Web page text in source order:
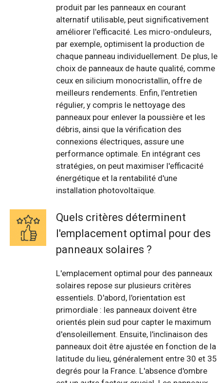
produit par les panneaux en courant
alternatif utilisable, peut significativement
améliorer l'efficacité. Les micro-onduleurs,
par exemple, optimisent la production de
chaque panneau individuellement. De plus, le
choix de panneaux de haute qualité, comme
ceux en silicium monocristallin, offre de
meilleurs rendements. Enfin, l'entretien
régulier, y compris le nettoyage des
panneaux pour enlever la poussière et les
débris, ainsi que la vérification des
connexions électriques, assure une
performance optimale. En intégrant ces
stratégies, on peut maximiser l'efficacité
énergétique et la rentabilité d'une
installation photovoltaïque.
Quels critères déterminent
l'emplacement optimal pour des
panneaux solaires ?
L'emplacement optimal pour des panneaux
solaires repose sur plusieurs critères
essentiels. D'abord, l'orientation est
primordiale : les panneaux doivent être
orientés plein sud pour capter le maximum
d'ensoleillement. Ensuite, l'inclinaison des
panneaux doit être ajustée en fonction de la
latitude du lieu, généralement entre 30 et 35
degrés pour la France. L'absence d'ombre